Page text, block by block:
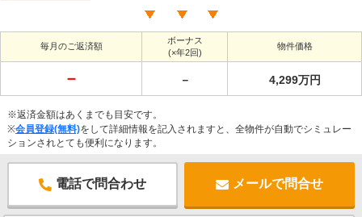
毎月のご返済額
ボーナス
(×年2回)
物件価格
－ － 4,299万円
※返済金額はあくまでも目安です。
※会員登録(無料)をして詳細情報を記入されますと、全物件が自動でシミュレー
ションされとても便利になります。
電話で問合わせ メールで問合せ